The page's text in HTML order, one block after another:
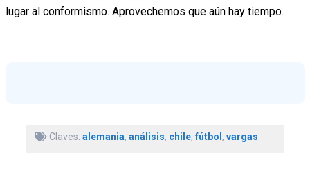
lugar al conformismo. Aprovechemos que aún hay tiempo.
Claves: alemania, análisis, chile,fútbol, vargas